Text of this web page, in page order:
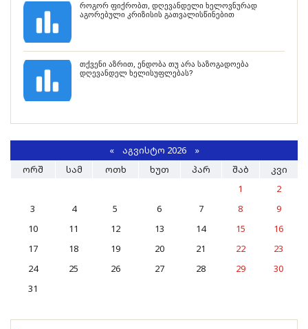
როგორ ფიქრობთ, დღევანდელი ხელოვნურად
აგორებული კრიზისის გათვალისწინებით
თქვენი აზრით, ენდობა თუ არა საზოგადოება
დღევანდელ ხელისუფლებას?
«ᲐᲒᲕᲘᲡᲢᲝ 2026 »
ᲝᲠᲨ
ᲡᲐᲛ ᲝᲗᲮ ᲮᲣᲗ ᲞᲐᲠ ᲨᲐᲑ
ᲙᲕᲘ
1
2
3
4 5 6 7 8
9
10
11 12 13 14 15
16
17
18 19 20 21 22
23
24
25 26 27 28 29
30
31